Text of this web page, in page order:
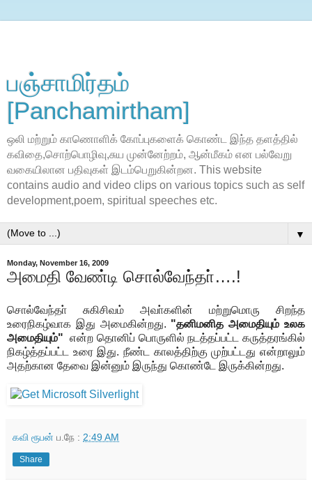
பஞ்சாமிர்தம்
[Panchamirtham]
ஒலி மற்றும் காணொளிக் கோப்புகளைக் கொண்ட இந்த தளத்தில்
கவிதை,சொற்பொழிவு,சுய முன்னேற்றம், ஆன்மீகம் என பல்வேறு
வகையிலான பதிவுகள் இடம்பெறுகின்றன. This website
contains audio and video clips on various topics such as self
development,poem, spiritual speeches etc.
▼
Monday, November 16, 2009
அமைதி வேண்டி சொல்வேந்தா்….!
சொல்வேந்தா் சுகிசிவம் அவா்களின் மற்றுமொரு சிறந்த
உரைநிகழ்வாக இது அமைகின்றது. "தனிமனித அமைதியும் உலக
அமைதியும்" என்ற தொனிப் பொருளில் நடத்தப்பட்ட கருத்தரங்கில்
நிகழ்த்தப்பட்ட உரை இது. நீண்ட காலத்திற்கு முற்பட்டது என்றாலும்
அதற்கான தேவை இன்னும் இருந்து கொண்டே இருக்கின்றது.
கவி ரூபன் ப.நே : 2:49 AM
Share